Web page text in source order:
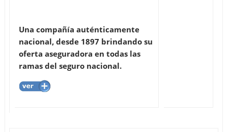
Una compañía auténticamente
nacional, desde 1897 brindando su
oferta aseguradora en todas las
ramas del seguro nacional.